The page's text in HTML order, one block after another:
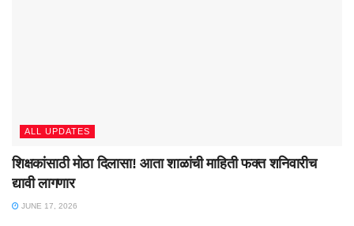
ALL UPDATES
शिक्षकांसाठी मोठा दिलासा! आता शाळांची माहिती फक्त शनिवारीच
द्यावी लागणार
JUNE 17, 2026